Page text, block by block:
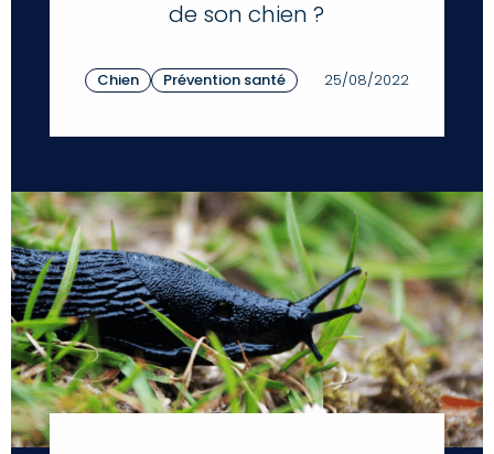
de son chien ?
Chien Prévention santé 25/08/2022